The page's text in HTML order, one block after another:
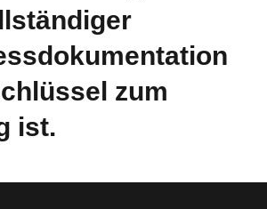
zum
ist.